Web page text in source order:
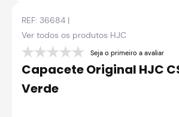
4º fw3
5 º jaqueta
7 º axxis fenix
REF: 36684 |
Ver todos os produtos HJC
Seja o primeiro a avaliar
Capacete Original HJC
Verde